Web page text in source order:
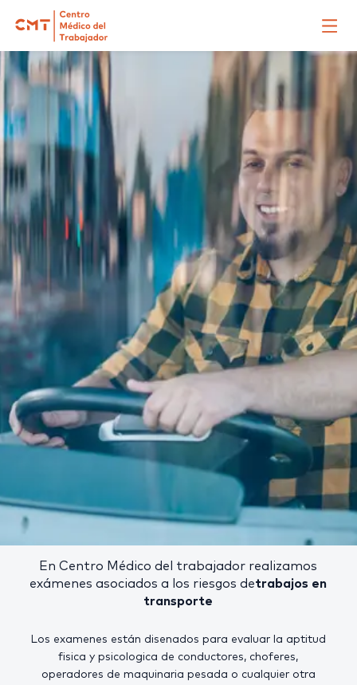
En Centro Médico del trabajador realizamos
exámenes asociados a los riesgos detrabajos en
transporte
Los examenes están disenados para evaluar la aptitud
fisica y psicologica de conductores, choferes,
operadores de maquinaria pesada o cualquier otra